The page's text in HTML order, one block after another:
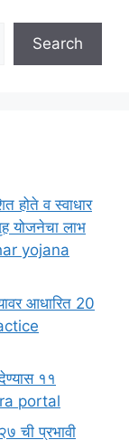
Search
होते व स्वाधार
योजनेचा लाभ
yojana
आधारित 20
११
portal
ची प्रभावी